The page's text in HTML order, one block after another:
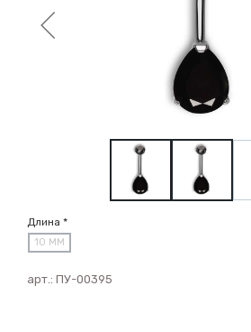
Длина *
10 ММ
арт.: ПУ-00395